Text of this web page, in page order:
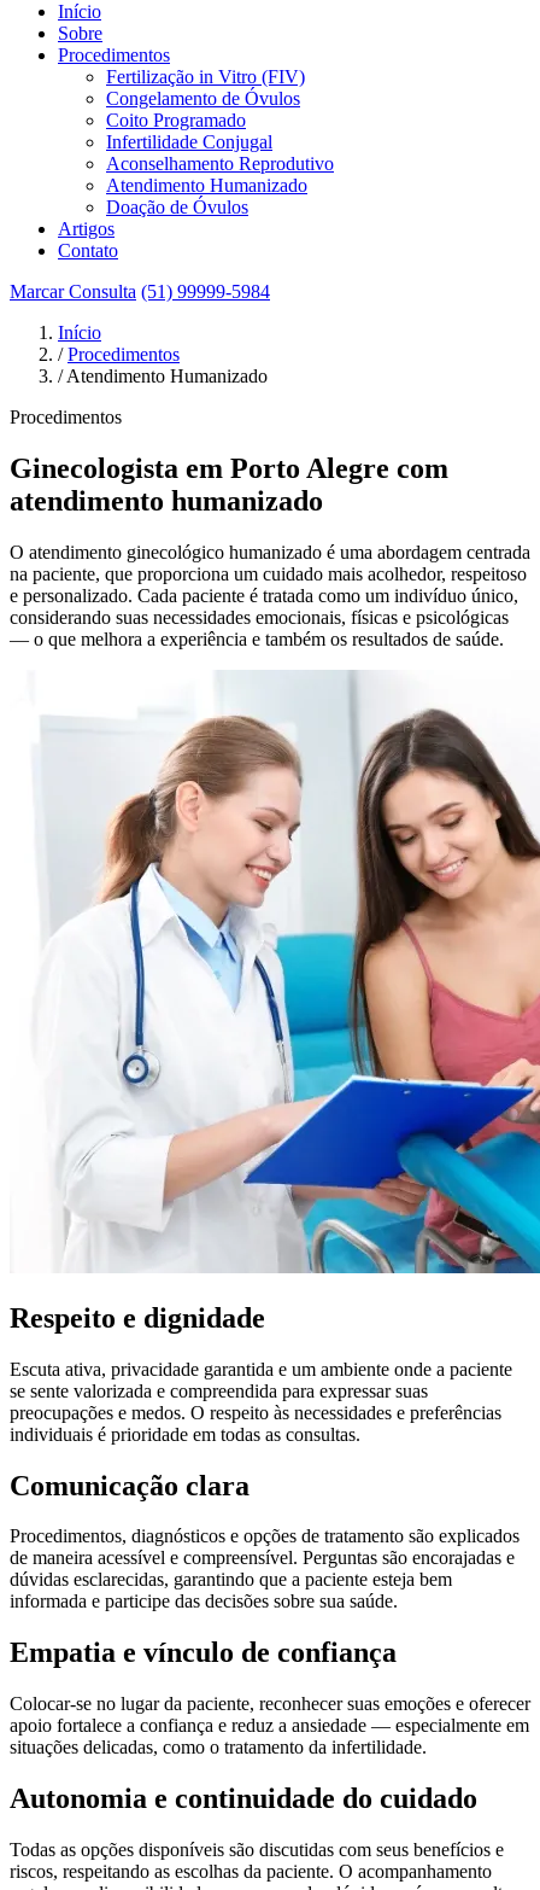
Início
Sobre
Procedimentos
Fertilização in Vitro (FIV)
Congelamento de Óvulos
Coito Programado
Infertilidade Conjugal
Aconselhamento Reprodutivo
Atendimento Humanizado
Doação de Óvulos
Artigos
Contato
Marcar Consulta (51) 99999-5984
Início
/Procedimentos
/Atendimento Humanizado
Procedimentos
Ginecologista em Porto Alegre com
atendimento humanizado
O atendimento ginecológico humanizado é uma abordagem centrada
na paciente, que proporciona um cuidado mais acolhedor, respeitoso
e personalizado. Cada paciente é tratada como um indivíduo único,
considerando suas necessidades emocionais, físicas e psicológicas
— o que melhora a experiência e também os resultados de saúde.
Respeito e dignidade
Escuta ativa, privacidade garantida e um ambiente onde a paciente
se sente valorizada e compreendida para expressar suas
preocupações e medos. O respeito às necessidades e preferências
individuais é prioridade em todas as consultas.
Comunicação clara
Procedimentos, diagnósticos e opções de tratamento são explicados
de maneira acessível e compreensível. Perguntas são encorajadas e
dúvidas esclarecidas, garantindo que a paciente esteja bem
informada e participe das decisões sobre sua saúde.
Empatia e vínculo de confiança
Colocar-se no lugar da paciente, reconhecer suas emoções e oferecer
apoio fortalece a confiança e reduz a ansiedade — especialmente em
situações delicadas, como o tratamento da infertilidade.
Autonomia e continuidade do cuidado
Todas as opções disponíveis são discutidas com seus benefícios e
riscos, respeitando as escolhas da paciente. O acompanhamento